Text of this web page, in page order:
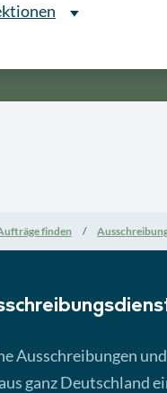
Lektion 1
Lektion 3
► 4:31 Min
finden
Ausschreibungen
ganz Deutschland